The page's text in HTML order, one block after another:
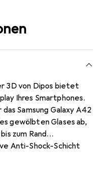
3D von Dipos bietet
Ihres Smartphones.
Samsung Galaxy A42
gewölbten Glases ab,
zum Rand
Anti-Shock-Schicht
bei Stössen und